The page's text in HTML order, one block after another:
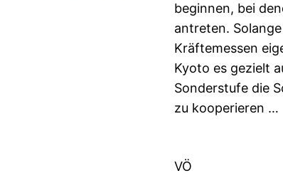
beginnen, bei
antreten.
Kräftemessen
Kyoto es gezielt
Sonderstufe die
zu kooperieren …
VÖ